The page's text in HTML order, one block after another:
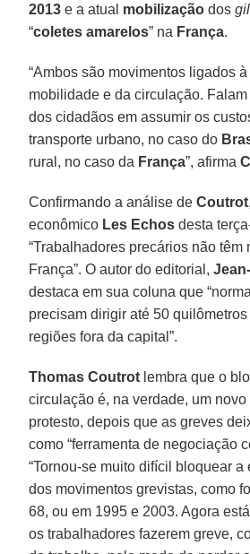
2013 e a atual mobilização dos
“coletes amarelos” na França.
“Ambos são movimentos ligados
mobilidade e da circulação.
dos cidadãos em assumir os
transporte urbano, no caso do
rural, no caso da França”, afirma
Confirmando a análise deCoutrot
econômico Les Echos desta
“Trabalhadores precários não têm
França”. O autor do editorial,
destaca em sua coluna que
precisam dirigir até 50
regiões fora da capital”.
Thomas Coutrot lembra que o
circulação é, na verdade, um novo
protesto, depois que as greves
como “ferramenta de negociação
“Tornou-se muito difícil bloquear
dos movimentos grevistas, como
68, ou em 1995 e 2003. Agora
os trabalhadores fazerem greve,